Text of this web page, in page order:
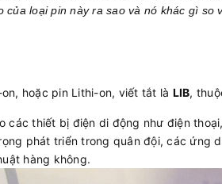
của loại pin này ra sao và nó khác gì
hoặc pin Lithi-on, viết tắt là LIB,
các thiết bị điện di động như điện
phát triển trong quân đội, các ứng
hàng không.